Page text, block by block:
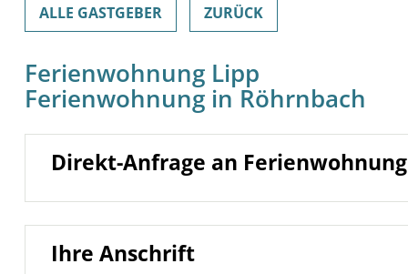
ALLE GASTGEBER ZURÜCK
Ferienwohnung Lipp
Ferienwohnung in Röhrnbach
Direkt-Anfrage an
Ihre Anschrift